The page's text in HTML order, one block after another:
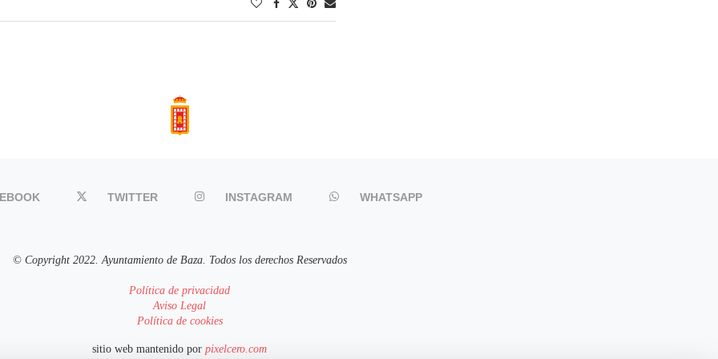
TWITTER INSTAGRAM WHATSAPP
© Copyright 2022. Ayuntamiento de Baza. Todos los derechos Reservados
Política de privacidad
Aviso Legal
Política de cookies
sitio web mantenido por pixelcero.com